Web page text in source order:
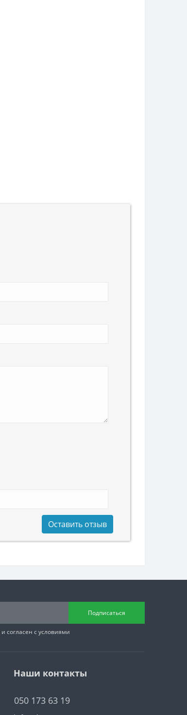
Оставить отзыв
Подписаться
и согласен с условиями
Наши контакты
050 173 63 19